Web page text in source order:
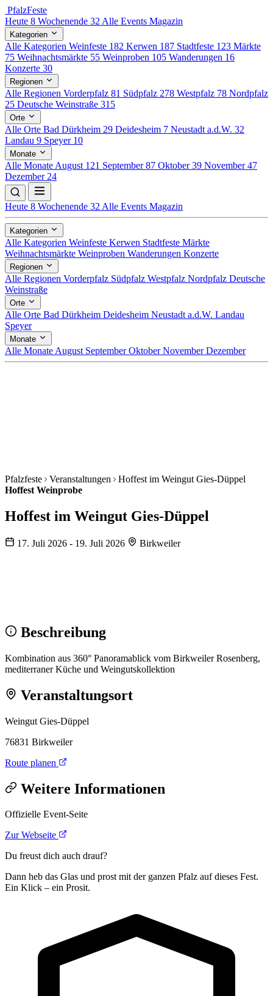
PfalzFeste
Heute 8 Wochenende 32 Alle Events Magazin
Kategorien
Alle Kategorien Weinfeste 182 Kerwen 187 Stadtfeste 123 Märkte
75 Weihnachtsmärkte 55 Weinproben 105 Wanderungen 16
Konzerte 30
Regionen
Alle Regionen Vorderpfalz 81 Südpfalz 278 Westpfalz 78 Nordpfalz
25 Deutsche Weinstraße 315
Orte
Alle Orte Bad Dürkheim 29 Deidesheim 7 Neustadt a.d.W. 32
Landau 9 Speyer 10
Monate
Alle Monate August 121 September87 Oktober39 November47
Dezember 24
Heute 8 Wochenende 32 Alle Events Magazin
Kategorien
Alle Kategorien Weinfeste Kerwen Stadtfeste Märkte
Weihnachtsmärkte Weinproben Wanderungen Konzerte
Regionen
Alle Regionen Vorderpfalz Südpfalz Westpfalz Nordpfalz Deutsche
Weinstraße
Orte
Alle Orte Bad Dürkheim Deidesheim Neustadt a.d.W. Landau
Speyer
Monate
Alle Monate August SeptemberOktoberNovemberDezember
Pfalzfeste Veranstaltungen
Hoffest im Weingut Gies-Düppel
Hoffest Weinprobe
Hoffest im Weingut Gies-Düppel
17. Juli 2026 - 19. Juli 2026 Birkweiler
Beschreibung
Kombination aus 360° Panoramablick vom Birkweiler Rosenberg,
mediterraner Küche und Weingutskollektion
Veranstaltungsort
Weingut Gies-Düppel
76831 Birkweiler
Route planen
Weitere Informationen
Offizielle Event-Seite
Zur Webseite
Du freust dich auch drauf?
Dann heb das Glas und prost mit der ganzen Pfalz auf dieses Fest.
Ein Klick – ein Prosit.